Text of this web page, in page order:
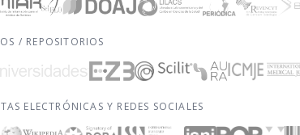
/ REPOSITORIOS
ELECTRÓNICAS Y REDES SOCIALES